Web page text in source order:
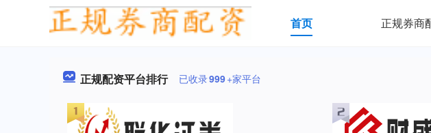
首页 正规券商
正规配资平台排行 已收录999+家平台